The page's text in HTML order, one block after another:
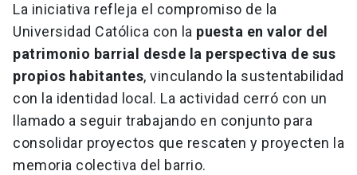
La iniciativa refleja el compromiso de la
Universidad Católica con la puesta en valor del
patrimonio barrial desde la perspectiva de sus
propios habitantes, vinculando la sustentabilidad
con la identidad local. La actividad cerró con un
llamado a seguir trabajando en conjunto para
consolidar proyectos que rescaten y proyecten la
memoria colectiva del barrio.